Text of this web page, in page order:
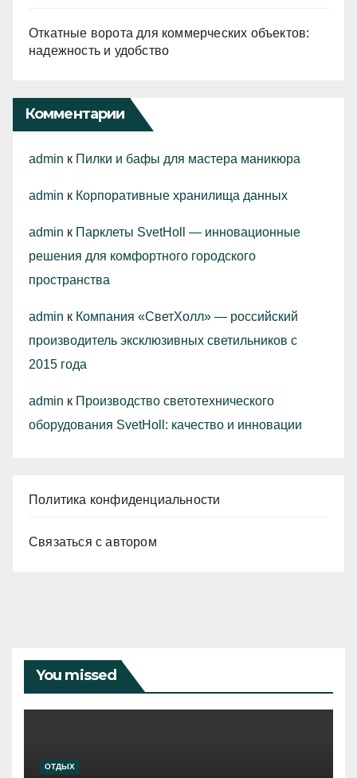
Откатные ворота для коммерческих объектов:
надежность и удобство
Комментарии
admin к Пилки и бафы для мастера маникюра
admin к Корпоративные хранилища данных
admin к Парклеты SvetHoll — инновационные
решения для комфортного городского
пространства
admin к Компания «СветХолл» — российский
производитель эксклюзивных светильников с
2015 года
admin к Производство светотехнического
оборудования SvetHoll: качество и инновации
Политика конфиденциальности
Связаться с автором
You missed
ОТДЫХ